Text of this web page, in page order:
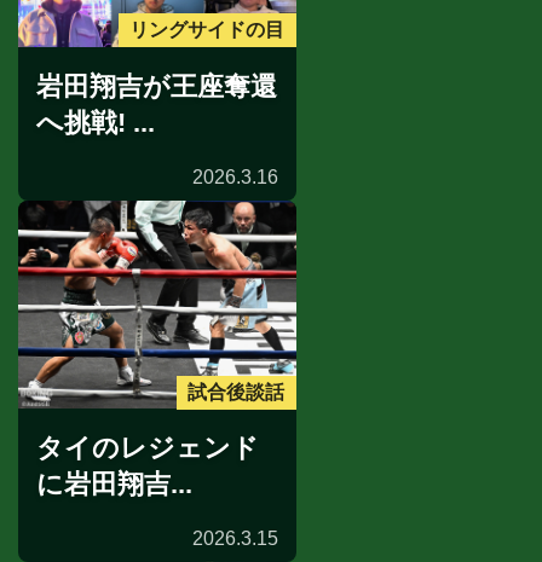
リングサイドの目
岩田翔吉が王座奪還
へ挑戦! ...
2026.3.16
試合後談話
タイのレジェンド
に岩田翔吉...
2026.3.15